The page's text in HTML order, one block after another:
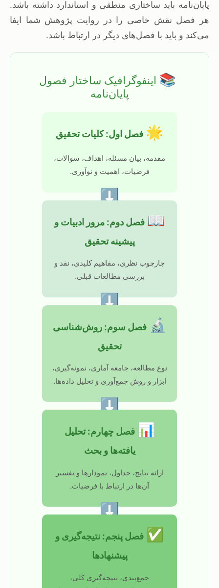
پایان‌نامه باید ساختاری منطقی و استاندارد داشته باشد.
هر فصل نقش خاصی را در روایت پژوهش شما ایفا
می‌کند و باید با فصل‌های دیگر در ارتباط باشد.
📚 اینفوگرافیک ساختار فصول
پایان‌نامه
🌟 فصل اول: کلیات تحقیق
مقدمه، بیان مسئله، اهداف، سوالات،
فرضیات، اهمیت و نوآوری.
⬇
📖 فصل دوم: مرور ادبیات و
پیشینه تحقیق
چارچوب نظری، مفاهیم کلیدی، نقد و
بررسی مطالعات قبلی.
⬇
🔬 فصل سوم: روش‌شناسی
تحقیق
نوع مطالعه، جامعه آماری، نمونه‌گیری،
ابزار و روش جمع‌آوری و تحلیل داده‌ها.
⬇
📊 فصل چهارم: تحلیل
یافته‌ها و بحث
ارائه نتایج، جداول، نمودارها و تفسیر
آن‌ها در ارتباط با فرضیات.
⬇
✅ فصل پنجم: نتیجه‌گیری و
پیشنهادها
جمع‌بندی، نتیجه‌گیری کلی،